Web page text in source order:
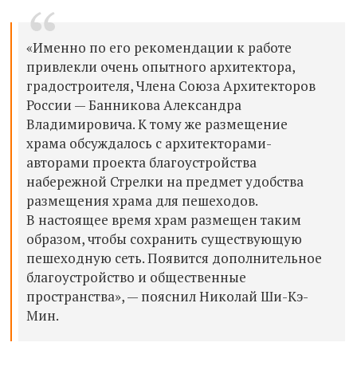
«Именно по его рекомендации к работе
привлекли очень опытного архитектора,
градостроителя, Члена Союза Архитекторов
России — Банникова Александра
Владимировича. К тому же размещение
храма обсуждалось с архитекторами-
авторами проекта благоустройства
набережной Стрелки на предмет удобства
размещения храма для пешеходов.
В настоящее время храм размещен таким
образом, чтобы сохранить существующую
пешеходную сеть. Появится дополнительное
благоустройство и общественные
пространства», — пояснилНиколай Ши-Кэ-
Мин.